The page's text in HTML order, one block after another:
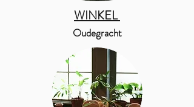
WINKEL
Oudegracht